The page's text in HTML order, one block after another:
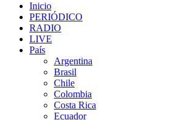
Inicio
PERIÓDICO
RADIO
LIVE
País
Argentina
Brasil
Chile
Colombia
Costa Rica
Ecuador